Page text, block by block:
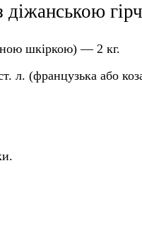
діжанською
шкіркою) — 2 кг.
л. (французька або